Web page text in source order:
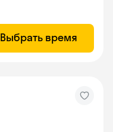
Выбрать время